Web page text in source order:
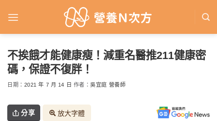
不挨餓才能健康瘦！減重名醫推211健康密
碼，保證不復胖！
日期： 2021 年 7 月 14 日 作者：吳宜庭 營養師
分享 放大字體